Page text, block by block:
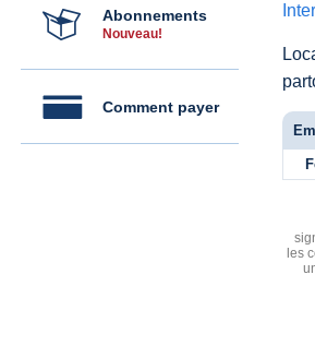
Abonnements
Nouveau!
Comment payer
les